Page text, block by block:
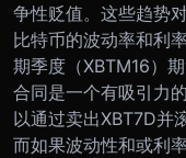
争性贬值。这些趋势
比特币的波动率和利
期季度（XBTM16）
合同是一个有吸引力
以通过卖出XBT7D并
而如果波动性和或利